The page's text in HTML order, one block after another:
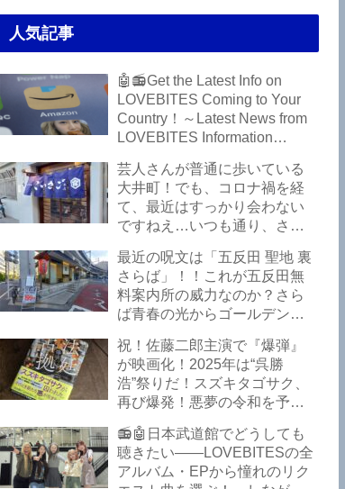
人気記事
🤖📻Get the Latest Info on
LOVEBITES Coming to Your
Country！～Latest News from
LOVEBITES Information
芸人さんが普通に歩いている
大井町！でも、コロナ禍を経
て、最近はすっかり会わない
ですねえ…いつも通り、さぼ
から飲んできました。私以外
にもLOVEBITESファンが数名
いるようですよ笑
最近の呪文は「五反田 聖地 裏
さらば」！！これが五反田無
料案内所の威力なのか？さら
ば青春の光からゴールデンウ
いた！激安の肉の刺し盛りが
美味い！酒もぶっちぎりで安
い！本格焼鳥 五反田「富士
屋」がオープンから３カ月で
ごった返しているぞ！【さら
ば青春の光 五反田 グルメ】
祝！佐藤二郎主演で『爆弾』
が映画化！2025年は“呉勝
浩”祭りだ！スズキタゴサク、
再び爆発！悪夢の令和を予言
２』が不気味な存在感で他を
圧倒した！異形の家族小説
『Q』も文句なしだぞ！～
📻🤖日本武道館でどうしても
聴きたい――LOVEBITESの全
アルバム・EPから憧れのリク